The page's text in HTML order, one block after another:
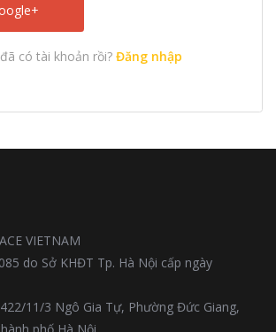
có tài khoản rồi? Đăng nhập
VIETNAM
do Sở KHĐT Tp. Hà Nội cấp ngày
11/3 Ngô Gia Tự, Phường Đức Giang,